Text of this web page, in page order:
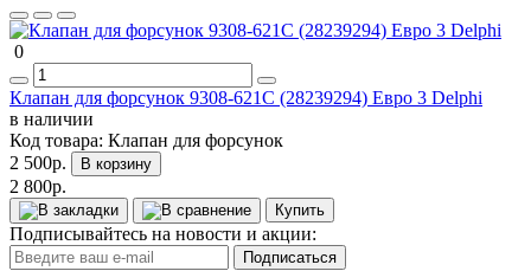
0
Клапан для форсунок 9308-621С (28239294) Евро 3 Delphi
в наличии
Код товара: Клапан для форсунок
2 500р.
В корзину
2 800р.
Купить
Подписывайтесь на новости и акции:
Подписаться